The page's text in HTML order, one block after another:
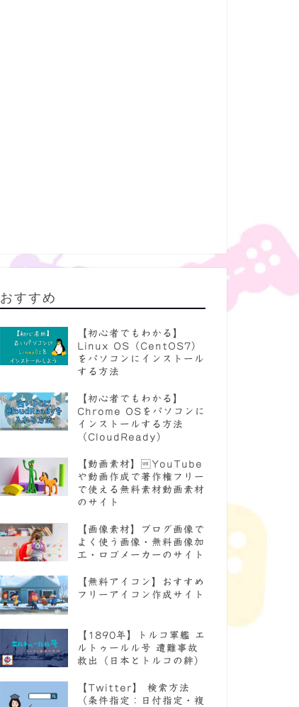
おすすめ
【初心者でもわかる】
Linux OS（CentOS7）
をパソコンにインストール
する方法
【初心者でもわかる】
Chrome OSをパソコンに
インストールする方法
（CloudReady）
【動画素材】YouTube
や動画作成で著作権フリー
で使える無料素材動画素材
のサイト
【画像素材】ブログ画像で
よく使う画像・無料画像加
工・ロゴメーカーのサイト
【無料アイコン】おすすめ
フリーアイコン作成サイト
【1890年】トルコ軍艦 エ
ルトゥールル号 遭難事故
救出（日本とトルコの絆）
【Twitter】 検索方法
（条件指定：日付指定・複